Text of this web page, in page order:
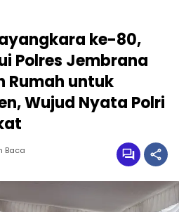
ke-80,
Polres Jembrana
Rumah untuk
Wujud Nyata Polri
Baca